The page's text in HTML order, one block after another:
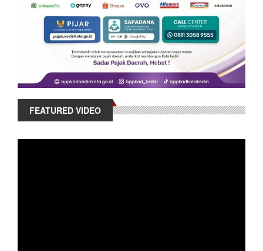
FEATURED VIDEO